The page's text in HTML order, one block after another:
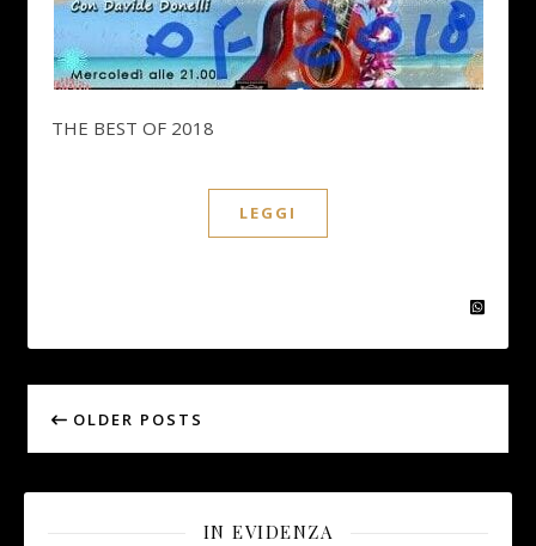
THE BEST OF 2018
LEGGI
OLDER POSTS
IN EVIDENZA